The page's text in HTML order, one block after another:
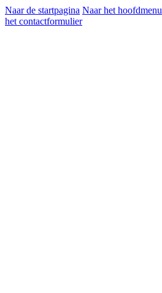
Naar de startpagina Naar het hoofdmenu
het contactformulier